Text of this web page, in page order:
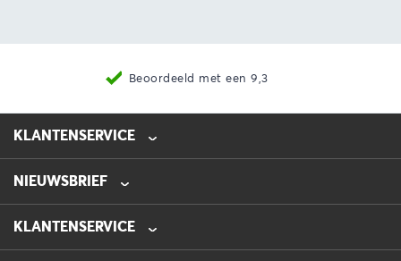
Beoordeeld met een 9,3
KLANTENSERVICE
0475-218632
info@automotive-line.nl
NIEUWSBRIEF
KLANTENSERVICE
Bestellen